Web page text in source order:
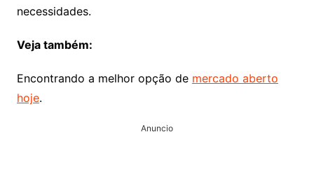
necessidades.
Veja também:
Encontrando a melhor opção de mercado aberto
hoje.
Anuncio